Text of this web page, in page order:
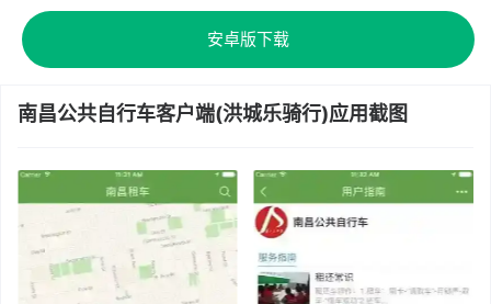
安卓版下载
南昌公共自行车客户端(洪城乐骑行)应用截图